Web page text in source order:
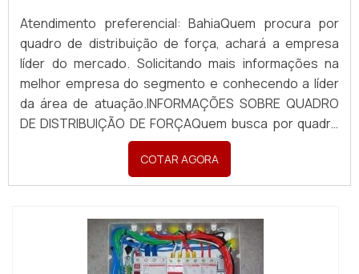
Atendimento preferencial: BahiaQuem procura por
quadro de distribuição de força, achará a empresa
líder do mercado. Solicitando mais informações na
melhor empresa do segmento e conhecendo a líder
da área de atuação.INFORMAÇÕES SOBRE QUADRO
DE DISTRIBUIÇÃO DE FORÇAQuem busca por quadro
de distribuição de força em uma empresa inovadora,
descobre a Pégaso Soluções Elétricas. Uma empresa
com alto know-how em banco de capacitores para
COTAR AGORA